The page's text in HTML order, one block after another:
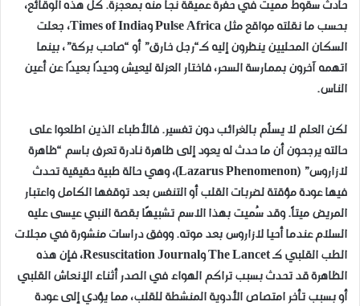
حادث سقوط مميت في حفرة عميقة نجا منه بمعجزة. كل هذه الوقائع،
بحسب ما نقلته مواقع مثل Pulse Africa وTimes of India، جعلت
السكان المحليين ينظرون إليه كـ“رجل خارق” أو “صاحب بركة”، بينما
اتهمه آخرون بممارسة السحر، فاختار العزلة ليعيش وحيدًا بعيدًا عن أعين
الناس.
لكن العلم لا يسلّم بالغرائب دون تفسير. فالأطباء الذين اطلعوا على
حالته يرجحون أن ما حدث له يعود إلى ظاهرة نادرة تعرف باسم “ظاهرة
لازاروس” (Lazarus Phenomenon)، وهي حالة طبية حقيقية تحدث
فيها عودة مؤقتة لضربات القلب أو التنفس بعد توقفها الكامل واعتبار
المريض ميتاً. وقد سُميت بهذا الاسم تشبيهًا بقصة النبي عيسى عليه
السلام عندما أحيا لازاروس بعد موته. ووفق دراسات منشورة في مجلات
الطب القلبي كـ The Lancet وResuscitation Journal، فإن هذه
الظاهرة قد تحدث بسبب تراكم الهواء في الصدر أثناء الإنعاش القلبي
أو بسبب تأخر امتصاص الأدوية المنشطة للقلب، مما يؤدي إلى عودة